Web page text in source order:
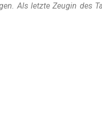
Als letzte Zeugin des